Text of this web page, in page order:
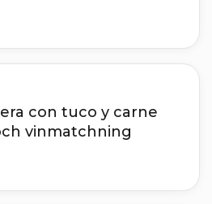
con tuco y carne
vinmatchning